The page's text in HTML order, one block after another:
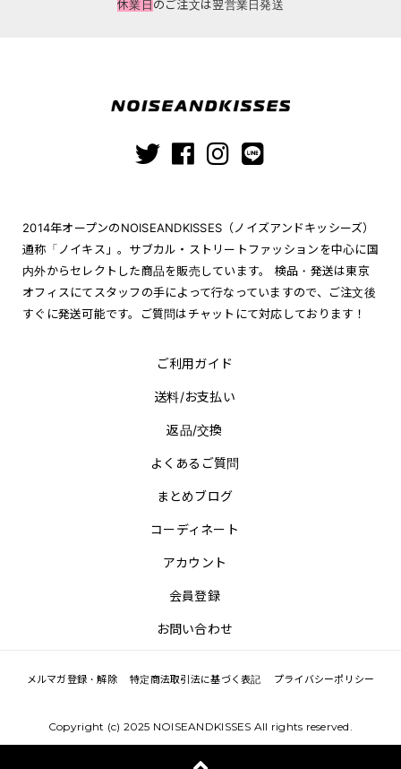
休業日のご注文は翌営業日発送
2014年オープンのNOISEANDKISSES（ノイズアンドキッシーズ）
通称「ノイキス」。サブカル・ストリートファッションを中心に国
内外からセレクトした商品を販売しています。 検品・発送は東京
オフィスにてスタッフの手によって行なっていますので、ご注文後
すぐに発送可能です。ご質問はチャットにて対応しております！
ご利用ガイド
送料/お支払い
返品/交換
よくあるご質問
まとめブログ
コーディネート
アカウント
会員登録
お問い合わせ
メルマガ登録・解除 特定商法取引法に基づく表記 プライバシーポリシー
Copyright (c) 2025 NOISEANDKISSES All rights reserved.